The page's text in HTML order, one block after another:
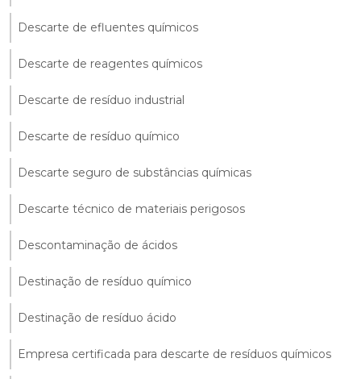
Descarte de efluentes químicos
Descarte de reagentes químicos
Descarte de resíduo industrial
Descarte de resíduo químico
Descarte seguro de substâncias químicas
Descarte técnico de materiais perigosos
Descontaminação de ácidos
Destinação de resíduo químico
Destinação de resíduo ácido
Empresa certificada para descarte de resíduos químicos